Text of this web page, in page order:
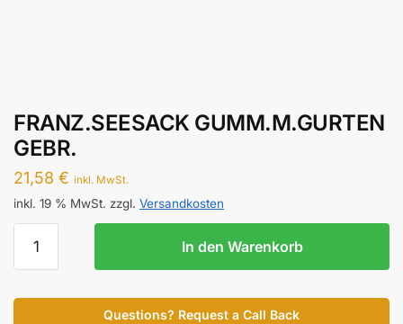
FRANZ.SEESACK GUMM.M.GURTEN
GEBR.
21,58 € inkl. MwSt.
inkl. 19 % MwSt. zzgl. Versandkosten
GUMM.M.GURTEN
Menge
In den Warenkorb
Questions? Request a Call Back